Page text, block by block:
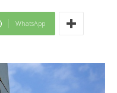
WhatsApp